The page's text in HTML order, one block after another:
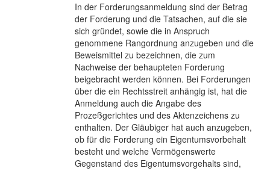
In der Forderungsanmeldung sind der Betrag
der Forderung und die Tatsachen, auf die sie
sich gründet, sowie die in Anspruch
genommene Rangordnung anzugeben und die
Beweismittel zu bezeichnen, die zum
Nachweise der behaupteten Forderung
beigebracht werden können. Bei Forderungen
über die ein Rechtsstreit anhängig ist, hat die
Anmeldung auch die Angabe des
Prozeßgerichtes und des Aktenzeichens zu
enthalten. Der Gläubiger hat auch anzugeben,
ob für die Forderung ein Eigentumsvorbehalt
besteht und welche Vermögenswerte
Gegenstand des Eigentumsvorgehalts sind,